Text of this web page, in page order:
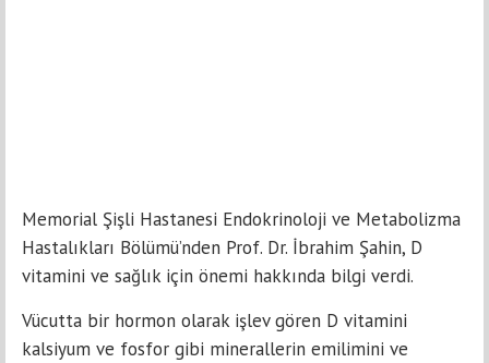
Memorial Şişli Hastanesi Endokrinoloji ve Metabolizma
Hastalıkları Bölümü’nden Prof. Dr. İbrahim Şahin, D
vitamini ve sağlık için önemi hakkında bilgi verdi.
Vücutta bir hormon olarak işlev gören D vitamini
kalsiyum ve fosfor gibi minerallerin emilimini ve